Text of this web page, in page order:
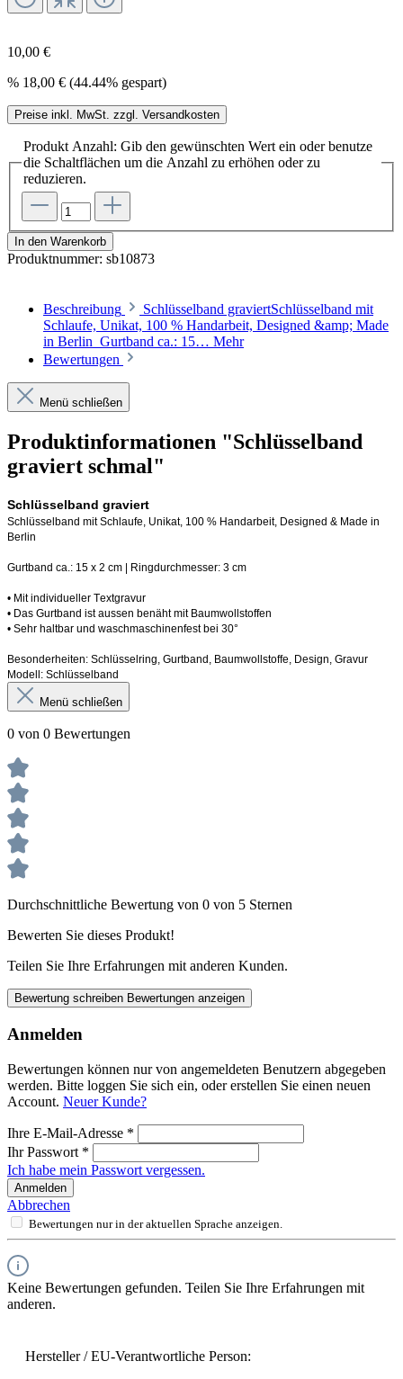
10,00 €
% 18,00 € (44.44% gespart)
Preise inkl. MwSt. zzgl. Versandkosten
Produkt Anzahl: Gib den gewünschten Wert ein oder benutze
die Schaltflächen um die Anzahl zu erhöhen oder zu
reduzieren.
In den Warenkorb
Produktnummer: sb10873
Beschreibung
Schlüsselband graviertSchlüsselband mit
Schlaufe, Unikat, 100 % Handarbeit, Designed &amp; Made
in Berlin Gurtband ca.: 15… Mehr
Bewertungen
Menü schließen
Produktinformationen "Schlüsselband
graviert schmal"
Schlüsselband graviert
Schlüsselband mit Schlaufe, Unikat, 100 % Handarbeit, Designed & Made in
Berlin
Gurtband ca.: 15 x 2 cm | Ringdurchmesser: 3 cm
• Mit individueller Textgravur
• Das Gurtband ist aussen benäht mit Baumwollstoffen
• Sehr haltbar und waschmaschinenfest bei 30°
Besonderheiten: Schlüsselring, Gurtband , Baumwollstoffe, Design, Gravur
Modell: Schlüsselband
Menü schließen
0 von 0 Bewertungen
Durchschnittliche Bewertung von 0 von 5 Sternen
Bewerten Sie dieses Produkt!
Teilen Sie Ihre Erfahrungen mit anderen Kunden.
Bewertung schreiben Bewertungen anzeigen
Anmelden
Bewertungen können nur von angemeldeten Benutzern abgegeben
werden. Bitte loggen Sie sich ein, oder erstellen Sie einen neuen
Account. Neuer Kunde?
Ihre E-Mail-Adresse *
Ihr Passwort *
Ich habe mein Passwort vergessen.
Anmelden
Abbrechen
Bewertungen nur in der aktuellen Sprache anzeigen.
Keine Bewertungen gefunden. Teilen Sie Ihre Erfahrungen mit
anderen.
Hersteller / EU-Verantwortliche Person: